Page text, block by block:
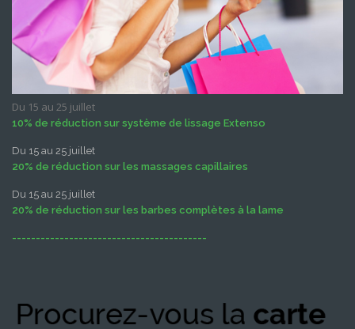
Du 15 au 25 juillet
10% de réduction sur système de lissage Extenso
Du 15 au 25 juillet
20% de réduction sur les massages capillaires
Du 15 au 25 juillet
20% de réduction sur les barbes complètes à la lame
-----------------------------------------